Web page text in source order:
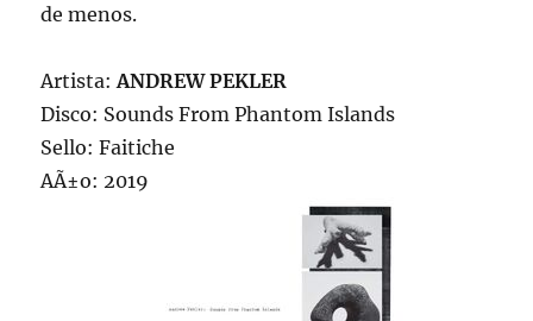
de menos.
Artista:ANDREW PEKLER
Disco: Sounds From Phantom Islands
Sello: Faitiche
AÃ±o: 2019